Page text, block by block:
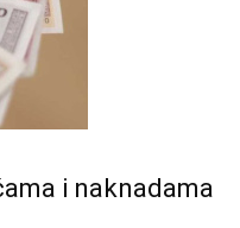
i naknadama